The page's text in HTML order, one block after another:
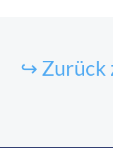
↪ Zurück